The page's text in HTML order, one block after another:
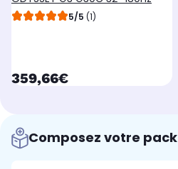
5/5 (1)
currentPrice
359,66€
Composez votre pack